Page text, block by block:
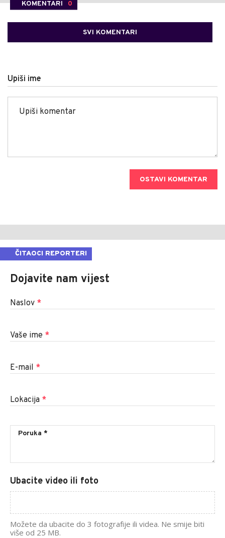
KOMENTARI 0
SVI KOMENTARI
Upiši ime
OSTAVI KOMENTAR
ČITAOCI REPORTERI
Dojavite nam vijest
Naslov *
Vaše ime *
E-mail *
Lokacija *
Ubacite video ili foto
Možete da ubacite do 3 fotografije ili videa. Ne smije biti
više od 25 MB.